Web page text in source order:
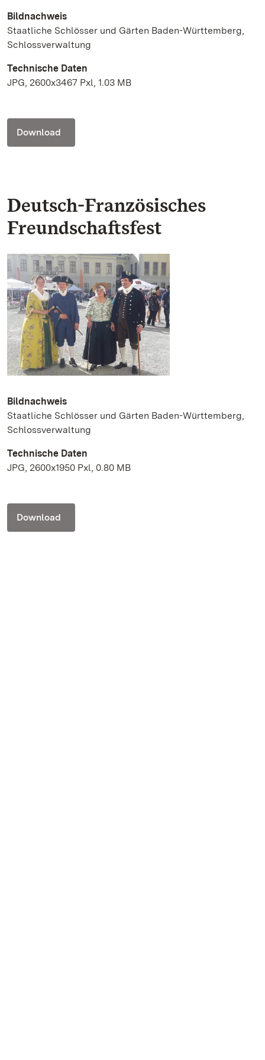
Bildnachweis
Staatliche Schlösser und Gärten Baden-Württemberg,
Schlossverwaltung
Technische Daten
JPG, 2600x3467 Pxl, 1.03 MB
Download
Deutsch-Französisches
Freundschaftsfest
Bildnachweis
Staatliche Schlösser und Gärten Baden-Württemberg,
Schlossverwaltung
Technische Daten
JPG, 2600x1950 Pxl, 0.80 MB
Download